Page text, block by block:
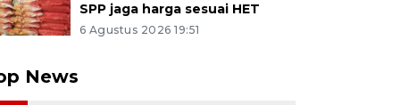
SPP jaga harga sesuai HET
6 Agustus 2026 19:51
News